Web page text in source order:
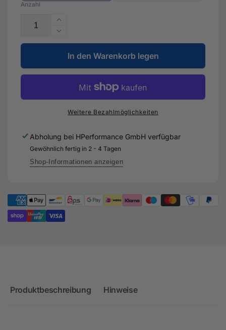
Anzahl
Erhöhe
die
Menge
für
200
Zeller
Downpipes
2.9L
Audi
RS4
/
ab
2019
Verringere
die
Menge
für
200
Zeller
Kat
Downpipes
-
Audi
RS4
B9
OPF
ab
In den Warenkorb legen
Weitere Bezahlmöglichkeiten
Abholung bei HPerformance GmbH verfügbar
Gewöhnlich fertig in 2 - 4 Tagen
Shop-Informationen anzeigen
Produktbeschreibung Hinweise